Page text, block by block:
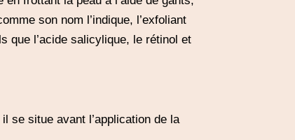
son nom l’indique, l’exfoliant
que l’acide salicylique, le rétinol et
se situe avant l’application de la